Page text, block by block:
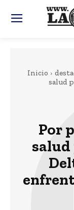
Inicio
salud
Por
salud